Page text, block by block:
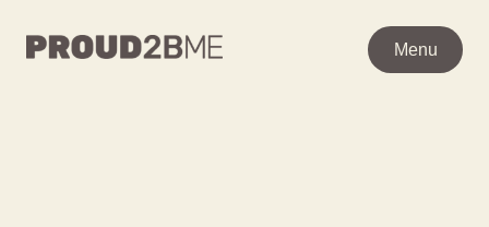
Menu
Menu
WAAR BEN JE NAAR OP